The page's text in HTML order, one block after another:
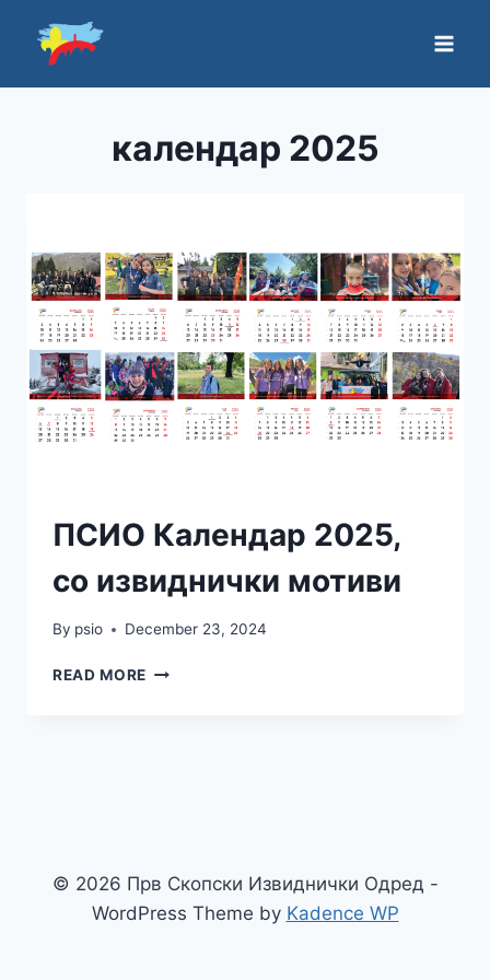
календар 2025
ПСИО Календар 2025,
со извиднички мотиви
By psio December 23, 2024
READ MORE
© 2026 Прв Скопски Извиднички Одред -
WordPress Theme by Kadence WP